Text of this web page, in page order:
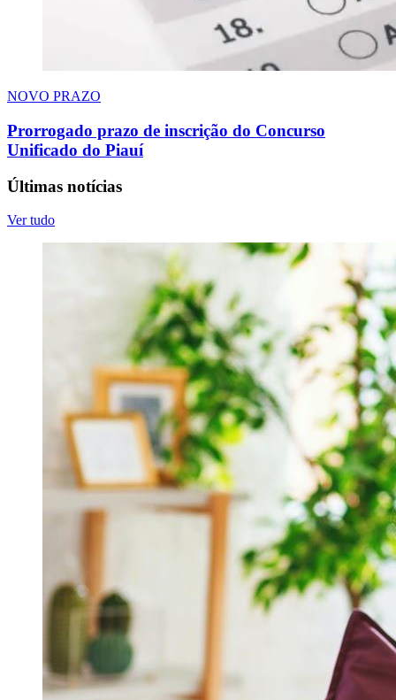
NOVO PRAZO
Prorrogado prazo de inscrição do Concurso
Unificado do Piauí
Últimas notícias
Ver tudo